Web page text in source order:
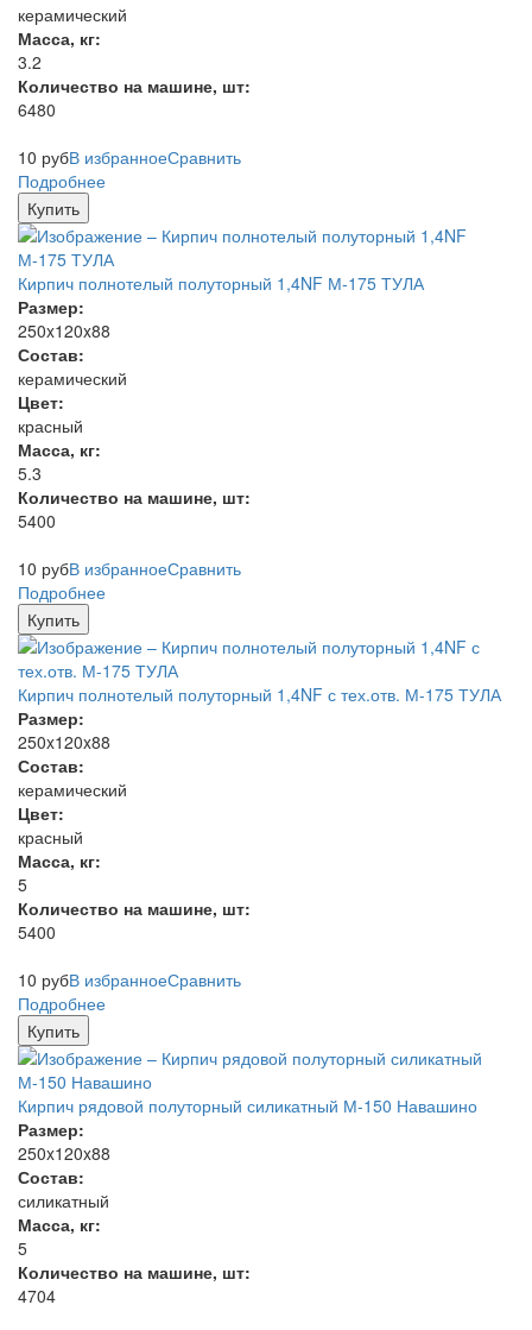
керамический
Масса, кг:
3.2
Количество на машине, шт:
6480
10 рубВ избранноеСравнить
Подробнее
Купить
Кирпич полнотелый полуторный 1,4NF М-175 ТУЛА
Размер:
250x120x88
Состав:
керамический
Цвет:
красный
Масса, кг:
5.3
Количество на машине, шт:
5400
10 рубВ избранноеСравнить
Подробнее
Купить
Кирпич полнотелый полуторный 1,4NF с тех.отв. М-175 ТУЛА
Размер:
250x120x88
Состав:
керамический
Цвет:
красный
Масса, кг:
5
Количество на машине, шт:
5400
10 рубВ избранноеСравнить
Подробнее
Купить
Кирпич рядовой полуторный силикатный М-150 Навашино
Размер:
250x120x88
Состав:
силикатный
Масса, кг:
5
Количество на машине, шт:
4704